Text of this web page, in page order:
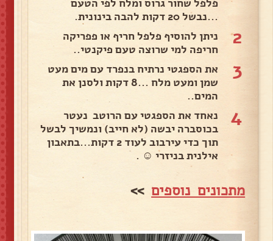
פלפל שחור גרוס ומלח לפי הטעם
...נבשל 20 דקות להבה בינונית.
2
ניתן להוסיף פלפל חריף או פפריקה
חריפה למי שרוצה טעם פיקנטי..
3
את הספגטי נרתיח בנפרד עם מים מעט
שמן ומעט מלח ...8 דקות ולסנן את
המים..
4
נאחד את הספגטי עם הרוטב נעטר
בכוסברה יבשה (לא חייב) ונמשיך לבשל
תוך כדי עירבוב לעוד 2 דקות...בתאבון
אילנית בניזרי ☺ .
מתכונים נוספים >>